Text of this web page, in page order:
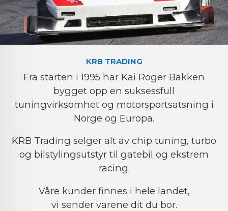
KRB TRADING
Fra starten i 1995 har Kai Roger Bakken
bygget opp en suksessfull
tuningvirksomhet og motorsportsatsning i
Norge og Europa.
KRB Trading selger alt av chip tuning, turbo
og bilstylingsutstyr til gatebil og ekstrem
racing.
Våre kunder finnes i hele landet,
vi sender varene dit du bor.